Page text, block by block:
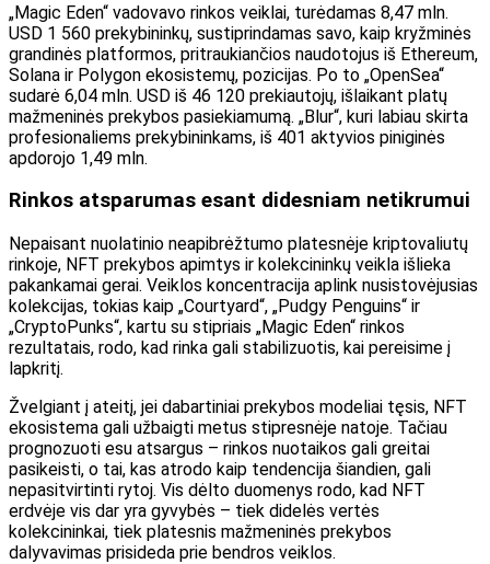
„Magic Eden“ vadovavo rinkos veiklai, turėdamas 8,47 mln.
USD 1 560 prekybininkų, sustiprindamas savo, kaip kryžminės
grandinės platformos, pritraukiančios naudotojus iš Ethereum,
Solana ir Polygon ekosistemų, pozicijas. Po to „OpenSea“
sudarė 6,04 mln. USD iš 46 120 prekiautojų, išlaikant platų
mažmeninės prekybos pasiekiamumą. „Blur“, kuri labiau skirta
profesionaliems prekybininkams, iš 401 aktyvios piniginės
apdorojo 1,49 mln.
Rinkos atsparumas esant didesniam netikrumui
Nepaisant nuolatinio neapibrėžtumo platesnėje kriptovaliutų
rinkoje, NFT prekybos apimtys ir kolekcininkų veikla išlieka
pakankamai gerai. Veiklos koncentracija aplink nusistovėjusias
kolekcijas, tokias kaip „Courtyard“, „Pudgy Penguins“ ir
„CryptoPunks“, kartu su stipriais „Magic Eden“ rinkos
rezultatais, rodo, kad rinka gali stabilizuotis, kai pereisime į
lapkritį.
Žvelgiant į ateitį, jei dabartiniai prekybos modeliai tęsis, NFT
ekosistema gali užbaigti metus stipresnėje natoje. Tačiau
prognozuoti esu atsargus – rinkos nuotaikos gali greitai
pasikeisti, o tai, kas atrodo kaip tendencija šiandien, gali
nepasitvirtinti rytoj. Vis dėlto duomenys rodo, kad NFT
erdvėje vis dar yra gyvybės – tiek didelės vertės
kolekcininkai, tiek platesnis mažmeninės prekybos
dalyvavimas prisideda prie bendros veiklos.